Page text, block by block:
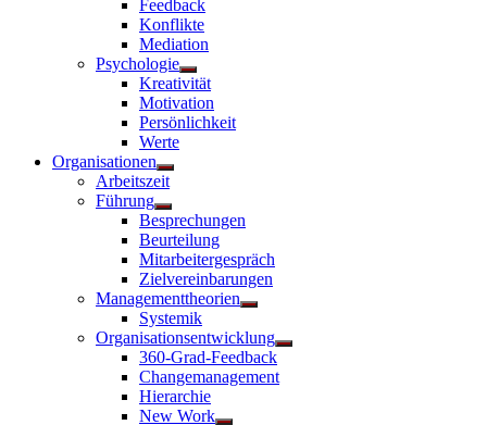
Feedback
Konflikte
Mediation
Psychologie
Untermenü
anzeigen
Kreativität
Motivation
Persönlichkeit
Werte
Organisationen
Untermenü
anzeigen
Arbeitszeit
Führung
Untermenü
anzeigen
Besprechungen
Beurteilung
Mitarbeitergespräch
Zielvereinbarungen
Managementtheorien
Untermenü
Systemik
Organisationsentwicklung
Untermenü
360-Grad-Feedback
Changemanagement
Hierarchie
New Work